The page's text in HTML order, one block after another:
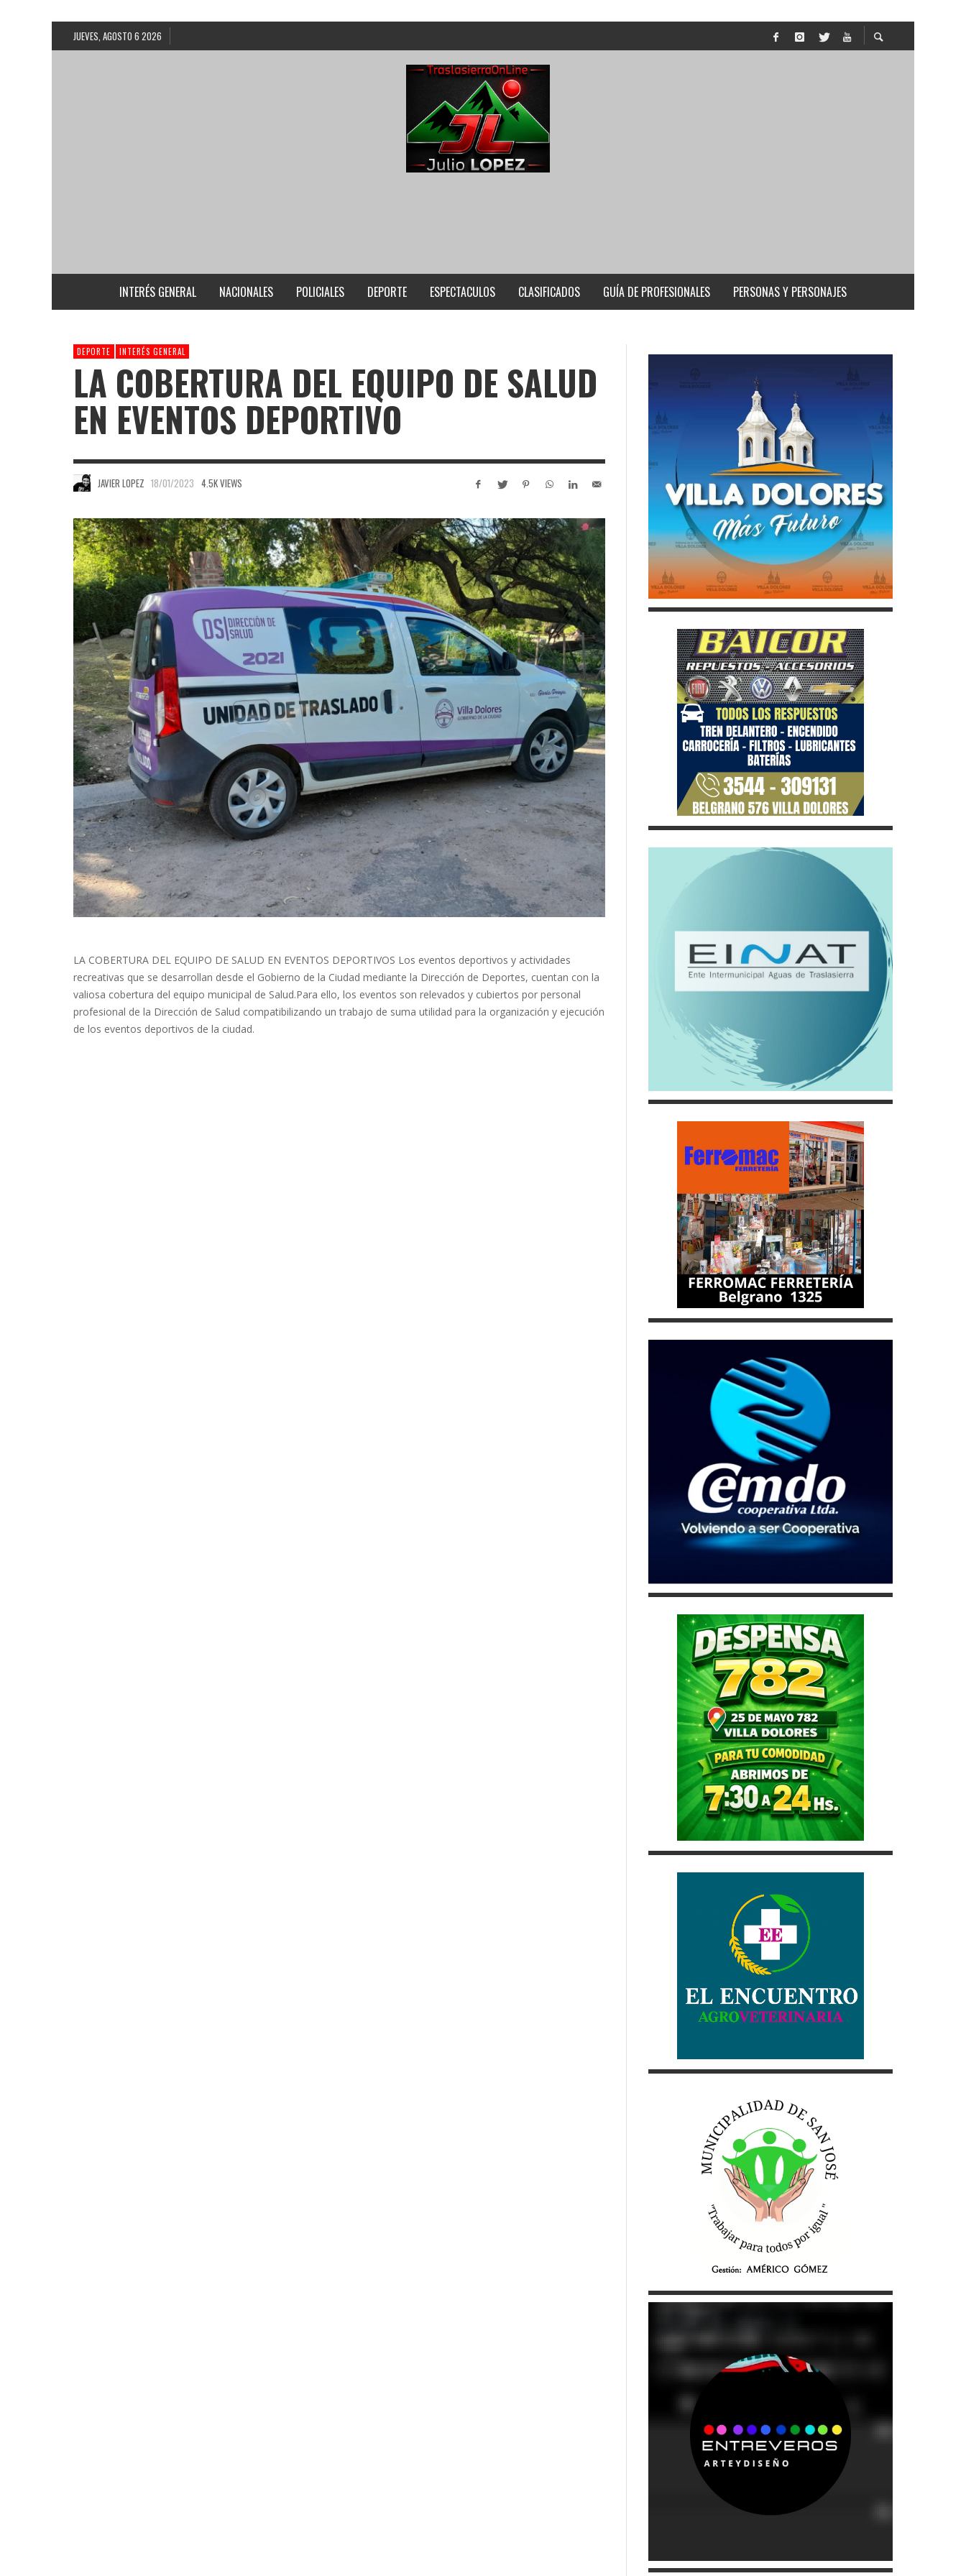
JUEVES, AGOSTO 6 2026
INTERÉS GENERAL NACIONALES POLICIALES DEPORTE ESPECTACULOS CLASIFICADOS GUÍA DE PROFESIONALES PERSONAS Y PERSONAJES
DEPORTE INTERÉS GENERAL
LA COBERTURA DEL EQUIPO DE SALUD
EN EVENTOS DEPORTIVO
JAVIER LOPEZ 18/01/2023 4.5K VIEWS
LA COBERTURA DEL EQUIPO DE SALUD EN EVENTOS DEPORTIVOS Los eventos deportivos y actividades
recreativas que se desarrollan desde el Gobierno de la Ciudad mediante la Dirección de Deportes, cuentan con la
valiosa cobertura del equipo municipal de Salud.Para ello, los eventos son relevados y cubiertos por personal
profesional de la Dirección de Salud compatibilizando un trabajo de suma utilidad para la organización y ejecución
de los eventos deportivos de la ciudad.